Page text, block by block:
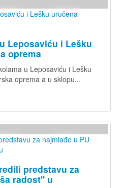
Leposaviću i Lešku
oprema
u Leposaviću i Lešku
oprema a u sklopu...
predstavu za
radost" u